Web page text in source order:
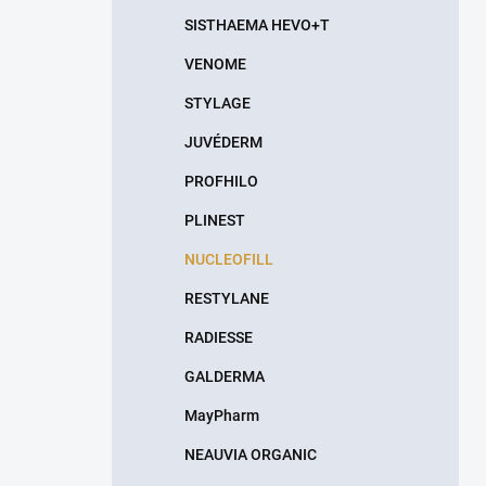
SISTHAEMA HEVO+T
VENOME
STYLAGE
JUVÉDERM
PROFHILO
PLINEST
NUCLEOFILL
RESTYLANE
RADIESSE
GALDERMA
MayPharm
NEAUVIA ORGANIC